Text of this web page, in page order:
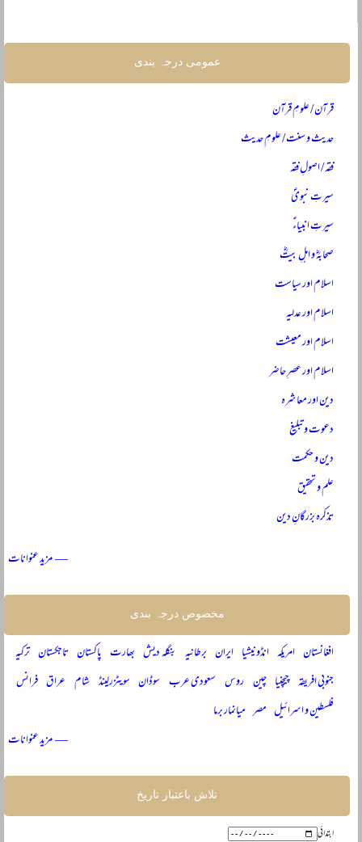
عمومی درجہ بندی
قرآن / علومِ قرآن
حدیث و سنت / علومِ حدیث
فقہ / اصولِ فقہ
سیرتِ نبویؐ
سیرتِ انبیاءؑ
صحابہؓ و اہلِ بیتؓ
اسلام اور سیاست
اسلام اور عدلیہ
اسلام اور معیشت
اسلام اور عصرِ حاضر
دین اور معاشرہ
دعوت و تبلیغ
دین و حکمت
علم و تحقیق
تذکرہ بزرگانِ دین
— مزید عنوانات
مخصوص درجہ بندی
افغانستان امریکہ انڈونیشیا ایران برطانیہ بنگلہ دیش بھارت پاکستان تاجکستان ترکیہ
جنوبی افریقہ چیچنیا چین روس سعودی عرب سوڈان سویٹزرلینڈ شام عراق فرانس
فلسطین و اسرائیل مصر میانمار برما
— مزید عنوانات
تلاش باعتبار تاریخ
ابتدائی